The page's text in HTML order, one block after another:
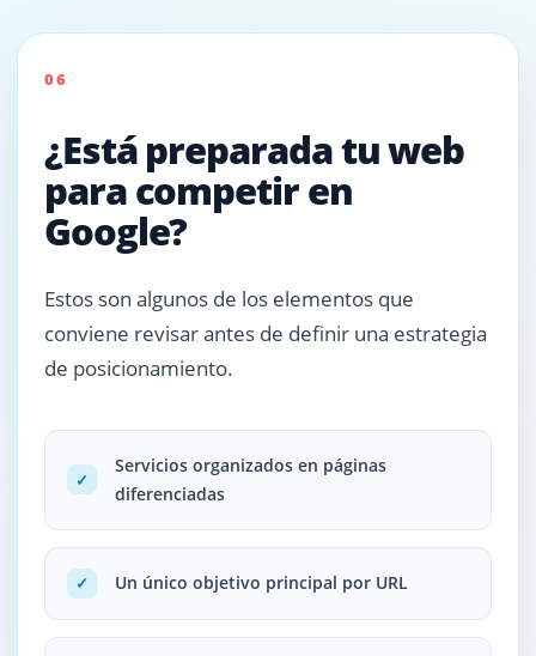
06
¿Está preparada tu web
para competir en
Google?
Estos son algunos de los elementos que
conviene revisar antes de definir una estrategia
de posicionamiento.
✓
Servicios organizados en páginas
diferenciadas
✓ Un único objetivo principal por URL